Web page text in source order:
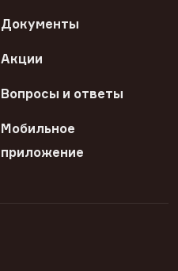
Документы
Акции
Вопросы и ответы
Мобильное
приложение